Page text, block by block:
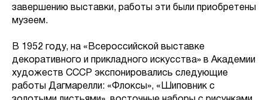
завершению выставки, работы эти были приобретены
музеем.
В 1952 году, на «Всероссийской выставке
декоративного и прикладного искусства» в Академии
художеств СССР экспонировались следующие
работы Дагмарелли: «Флоксы», «Шиповник с